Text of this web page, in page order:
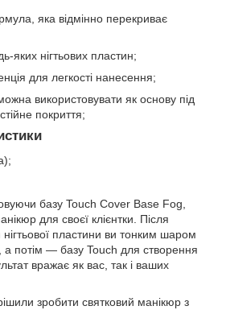
яка відмінно перекриває
яких нігтьових пластин;
для легкості нанесення;
використовувати як основу під
покриття;
базу Touch Cover Base Fog,
для своєї клієнтки. Після
нігтьової пластини ви тонким шаром
потім — базу Touch для створення
вражає як вас, так і ваших
зробити святковий манікюр з